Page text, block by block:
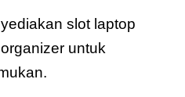
slot laptop
untuk